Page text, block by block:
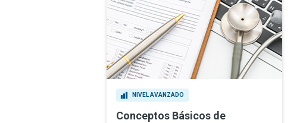
NIVEL AVANZADO
Conceptos Básicos de